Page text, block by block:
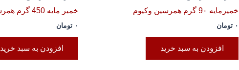
خمیرمایه 9۰ گرم همرسین وکیوم
۰ تومان
افزودن به سبد خرید
خمیر مایه 450 گرم همرسین
۰ تومان
افزودن به سبد خرید